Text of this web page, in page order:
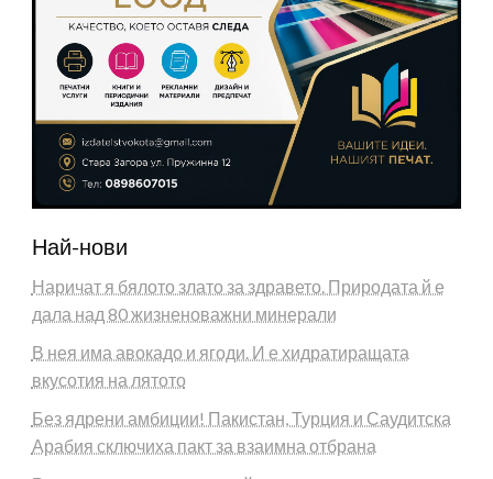
Най-нови
Наричат я бялото злато за здравето. Природата й е
дала над 80 жизненоважни минерали
В нея има авокадо и ягоди. И е хидратиращата
вкусотия на лятото
Без ядрени амбиции! Пакистан, Турция и Саудитска
Арабия сключиха пакт за взаимна отбрана